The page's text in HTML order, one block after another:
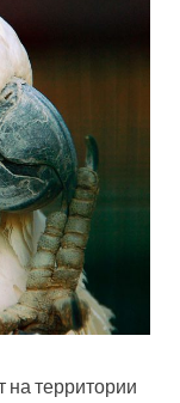
на территории